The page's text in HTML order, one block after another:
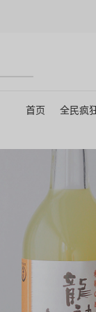
首页 全民疯